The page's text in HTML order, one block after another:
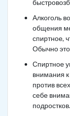
Алкоголь
общения
спиртное,
Обычно
Спиртное
внимания
против
себе